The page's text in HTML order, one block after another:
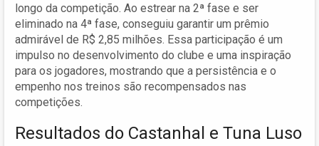
longo da competição. Ao estrear na 2ª fase e ser
eliminado na 4ª fase, conseguiu garantir um prêmio
admirável de R$ 2,85 milhões. Essa participação é um
impulso no desenvolvimento do clube e uma inspiração
para os jogadores, mostrando que a persistência e o
empenho nos treinos são recompensados nas
competições.
Resultados do Castanhal e Tuna Luso